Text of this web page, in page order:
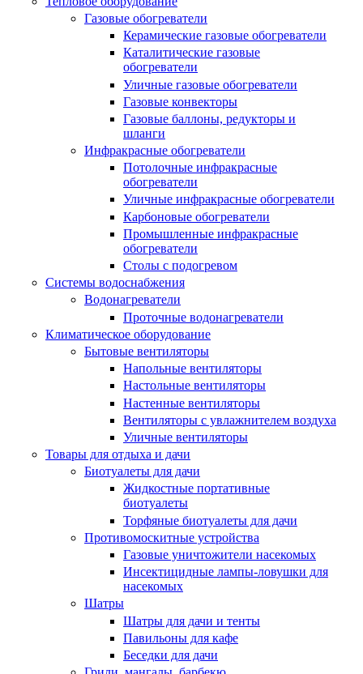
Газовые обогреватели
Керамические газовые обогреватели
Каталитические газовые
обогреватели
Уличные газовые обогреватели
Газовые конвекторы
Газовые баллоны, редукторы и
шланги
Инфракрасные обогреватели
Потолочные инфракрасные
обогреватели
Уличные инфракрасные обогреватели
Карбоновые обогреватели
Промышленные инфракрасные
обогреватели
Столы с подогревом
Системы водоснабжения
Водонагреватели
Проточные водонагреватели
Климатическое оборудование
Бытовые вентиляторы
Напольные вентиляторы
Настольные вентиляторы
Настенные вентиляторы
Вентиляторы с увлажнителем воздуха
Уличные вентиляторы
Товары для отдыха и дачи
Биотуалеты для дачи
Жидкостные портативные
биотуалеты
Торфяные биотуалеты для дачи
Противомоскитные устройства
Газовые уничтожители насекомых
Инсектицидные лампы-ловушки для
насекомых
Шатры
Шатры для дачи и тенты
Павильоны для кафе
Беседки для дачи